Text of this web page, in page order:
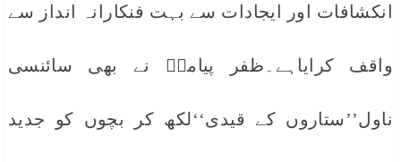
انکشافات اور ایجادات سے بہت فنکارانہ انداز سے
واقف کرایاہے۔ظفر پیامیؔ نے بھی سائنسی
ناول’’ستاروں کے قیدی‘‘لکھ کر بچوں کو جدید